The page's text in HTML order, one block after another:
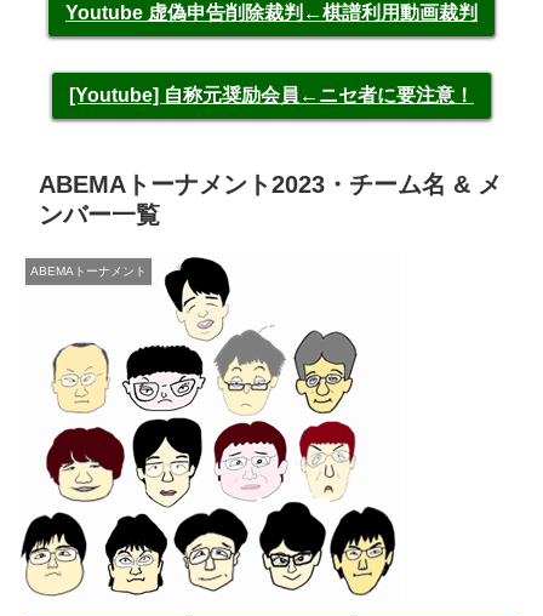
Youtube 虚偽申告削除裁判←棋譜利用動画裁判
[Youtube] 自称元奨励会員←ニセ者に要注意！
ABEMAトーナメント2023・チーム名 & メ
ンバー一覧
ABEMAトーナメント